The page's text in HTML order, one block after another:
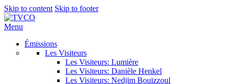
Skip to content Skip to footer
Menu
Émissions
Les Visiteurs
Les Visiteurs: Lumière
Les Visiteurs: Danièle Henkel
Les Visiteurs: Nedjim Bouizzoul